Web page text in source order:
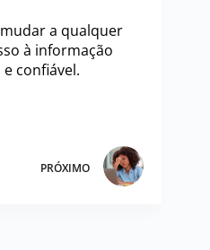
a qualquer
à informação
confiável.
PRÓXIMO